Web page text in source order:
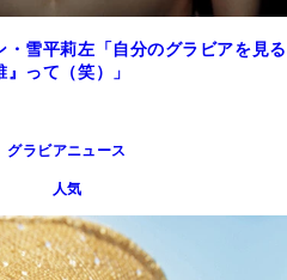
雪平莉左「自分のグラビアを見る
って（笑）」
グラビアニュース
人気